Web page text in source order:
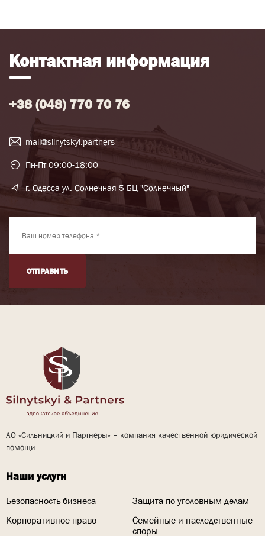
Контактная информация
+38 (048) 770 70 76
mail@silnytskyi.partners
Пн-Пт 09:00-18:00
г. Одесса ул. Солнечная 5 БЦ "Солнечный"
ОТПРАВИТЬ
АО «Сильницкий и Партнеры» – компания качественной юридической
помощи
Наши услуги
Безопасность бизнеса
Защита по уголовным делам
Корпоративное право
Семейные и наследственные
споры